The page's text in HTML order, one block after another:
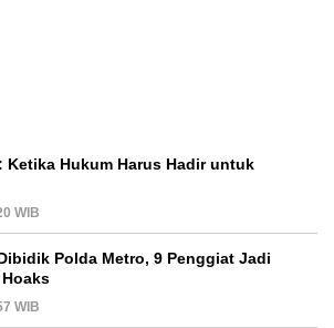
Ketika Hukum Harus Hadir untuk
WIB
Polda Metro, 9 Penggiat Jadi
WIB